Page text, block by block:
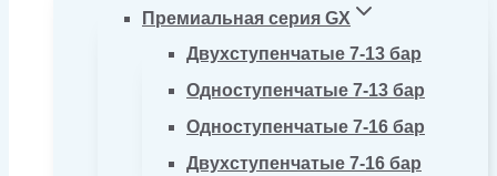
Премиальная серия GX
Двухступенчатые 7-13 бар
Одноступенчатые 7-13 бар
Одноступенчатые 7-16 бар
Двухступенчатые 7-16 бар